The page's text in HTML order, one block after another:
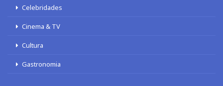
Celebridades
Cinema & TV
Cultura
Gastronomia